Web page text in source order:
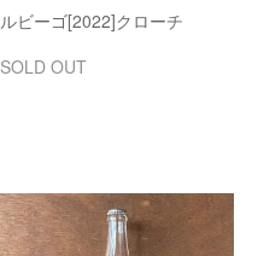
ルビーゴ[2022]クローチ
SOLD OUT